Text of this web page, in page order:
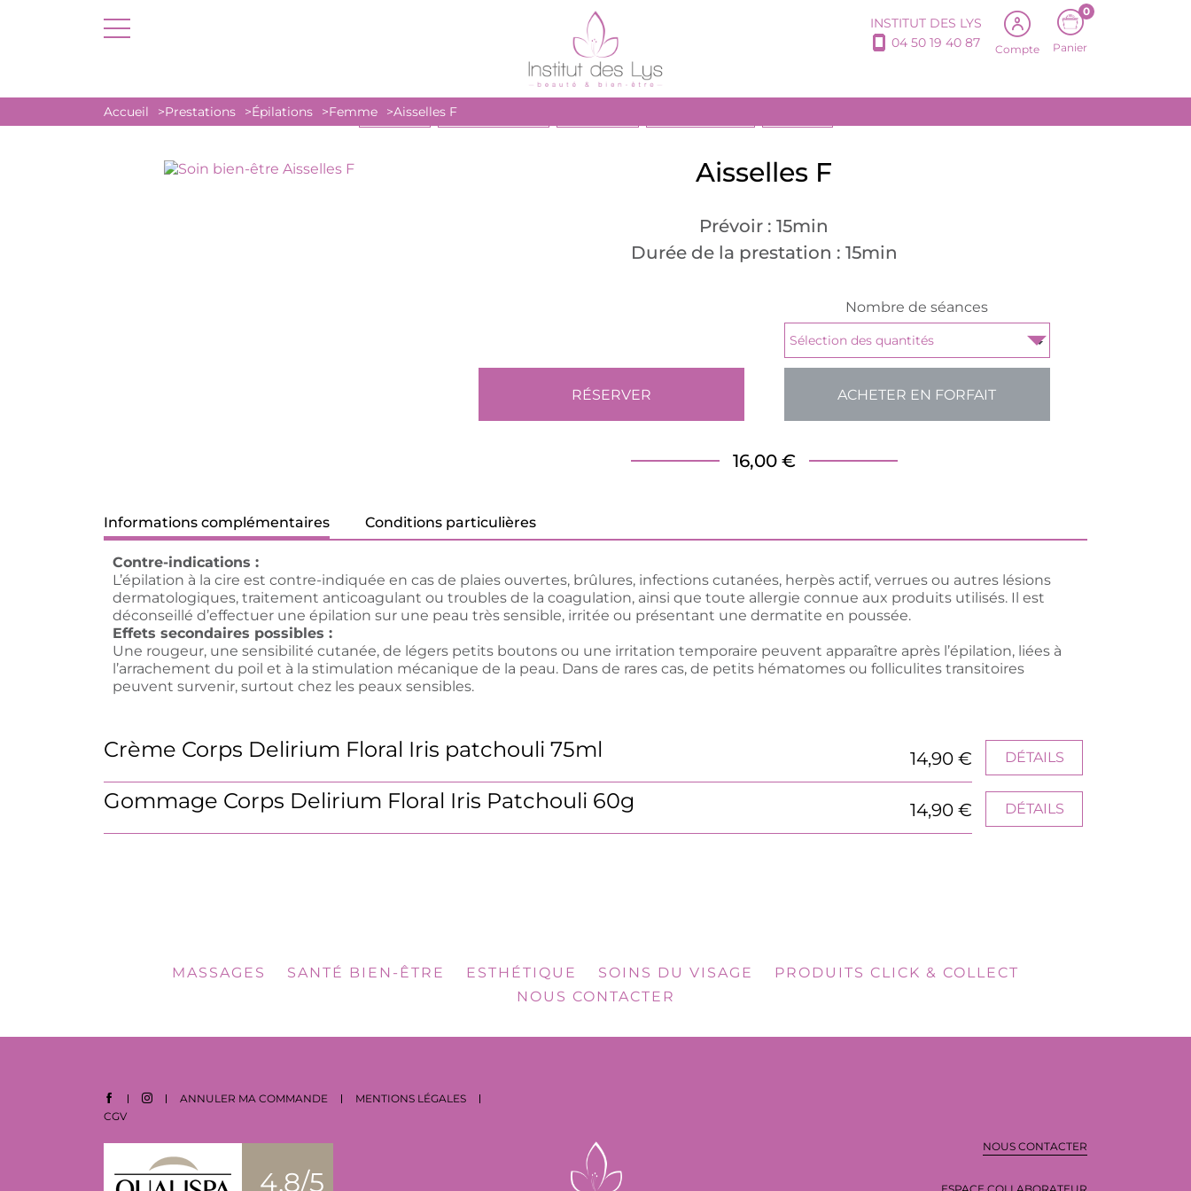
INSTITUT DES LYS
04 50 19 40 87
Compte
0
Panier
Accueil Prestations Épilations Femme Aisselles F
MASSAGES SANTÉ BIEN-ÊTRE
Aisselles F
Prévoir : 15min
Durée de la prestation : 15min
RÉSERVER
Nombre de séances
ACHETER EN FORFAIT
16,00 €
Informations complémentaires Conditions particulières
Contre-indications :
L’épilation à la cire est contre-indiquée en cas de plaies ouvertes, brûlures, infections cutanées, herpès actif, verrues ou autres lésions
dermatologiques, traitement anticoagulant ou troubles de la coagulation, ainsi que toute allergie connue aux produits utilisés. Il est
déconseillé d’effectuer une épilation sur une peau très sensible, irritée ou présentant une dermatite en poussée.
Effets secondaires possibles :
Une rougeur, une sensibilité cutanée, de légers petits boutons ou une irritation temporaire peuvent apparaître après l’épilation, liées à
l’arrachement du poil et à la stimulation mécanique de la peau. Dans de rares cas, de petits hématomes ou folliculites transitoires
peuvent survenir, surtout chez les peaux sensibles.
Crème Corps Delirium Floral Iris patchouli 75ml 14,90 € DÉTAILS
Gommage Corps Delirium Floral Iris Patchouli 60g 14,90 € DÉTAILS
MASSAGES SANTÉ BIEN-ÊTRE ESTHÉTIQUE SOINS DU VISAGE
PRODUITS CLICK & COLLECT
NOUS CONTACTER
ANNULER MA COMMANDE
MENTIONS LÉGALES
CGV
4.8/5
NOUS CONTACTER